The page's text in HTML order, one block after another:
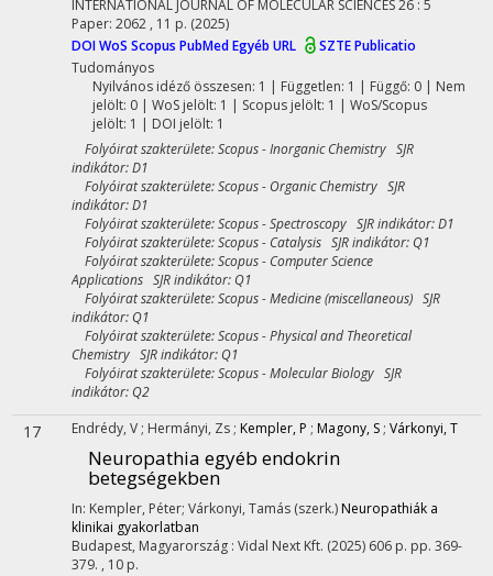
INTERNATIONAL JOURNAL OF MOLECULAR SCIENCES26 : 5
Paper: 2062 , 11 p. (2025)
DOIWoS Scopus PubMedEgyéb URL
SZTE Publicatio
Tudományos
Nyilvános idéző összesen: 1 | Független: 1 | Függő: 0 | Nem
jelölt: 0 | WoS jelölt: 1 | Scopus jelölt: 1 | WoS/Scopus
jelölt: 1 | DOI jelölt: 1
Folyóirat szakterülete: Scopus - Inorganic Chemistry SJR
indikátor: D1
Folyóirat szakterülete: Scopus - Organic Chemistry SJR
indikátor: D1
Folyóirat szakterülete: Scopus - Spectroscopy SJR indikátor: D1
Folyóirat szakterülete: Scopus - Catalysis SJR indikátor: Q1
Folyóirat szakterülete: Scopus - Computer Science
Applications SJR indikátor: Q1
Folyóirat szakterülete: Scopus - Medicine (miscellaneous) SJR
indikátor: Q1
Folyóirat szakterülete: Scopus - Physical and Theoretical
Chemistry SJR indikátor: Q1
Folyóirat szakterülete: Scopus - Molecular Biology SJR
indikátor: Q2
17 Endrédy, V ; Hermányi, Zs ; Kempler, P ; Magony, S ; Várkonyi, T
Neuropathia egyéb endokrin
betegségekben
In: Kempler, Péter; Várkonyi, Tamás (szerk.) Neuropathiák a
klinikai gyakorlatban
Budapest, Magyarország : Vidal Next Kft. (2025) 606 p. pp. 369-
379. , 10 p.